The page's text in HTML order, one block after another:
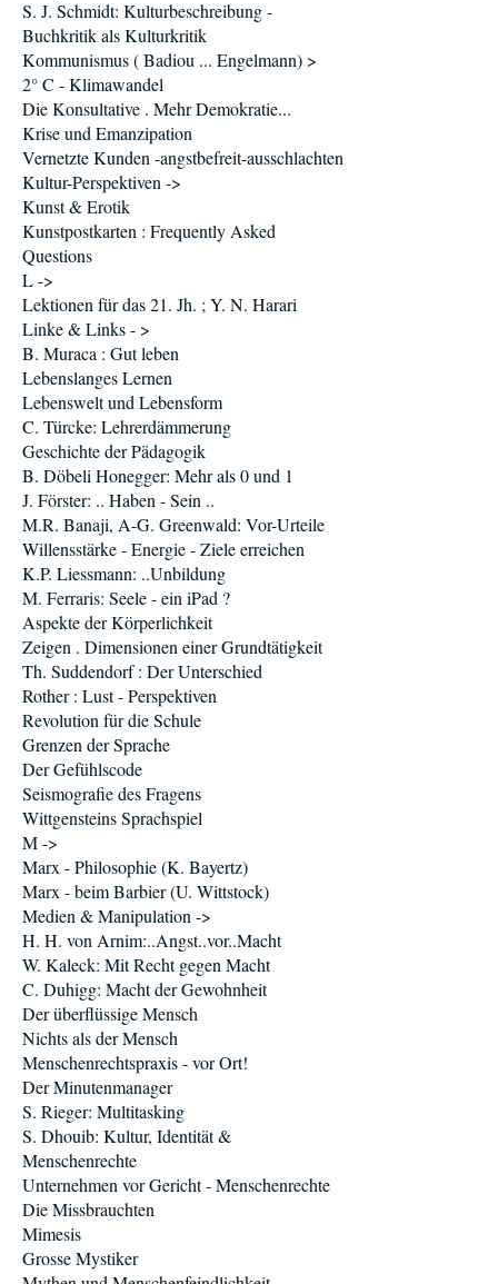
S. J. Schmidt: Kulturbeschreibung -
Buchkritik als Kulturkritik
Kommunismus ( Badiou ... Engelmann) >
2° C - Klimawandel
Die Konsultative . Mehr Demokratie...
Krise und Emanzipation
Vernetzte Kunden -angstbefreit-ausschlachten
Kultur-Perspektiven ->
Kunst & Erotik
Kunstpostkarten : Frequently Asked
Questions
L ->
Lektionen für das 21. Jh. ; Y. N. Harari
Linke & Links - >
B. Muraca : Gut leben
Lebenslanges Lernen
Lebenswelt und Lebensform
C. Türcke: Lehrerdämmerung
Geschichte der Pädagogik
B. Döbeli Honegger: Mehr als 0 und 1
J. Förster: .. Haben - Sein ..
M.R. Banaji, A-G. Greenwald: Vor-Urteile
Willensstärke - Energie - Ziele erreichen
K.P. Liessmann: ..Unbildung
M. Ferraris: Seele - ein iPad ?
Aspekte der Körperlichkeit
Zeigen . Dimensionen einer Grundtätigkeit
Th. Suddendorf : Der Unterschied
Rother : Lust - Perspektiven
Revolution für die Schule
Grenzen der Sprache
Der Gefühlscode
Seismografie des Fragens
Wittgensteins Sprachspiel
M ->
Marx - Philosophie (K. Bayertz)
Marx - beim Barbier (U. Wittstock)
Medien & Manipulation ->
H. H. von Arnim:..Angst..vor..Macht
W. Kaleck: Mit Recht gegen Macht
C. Duhigg: Macht der Gewohnheit
Der überflüssige Mensch
Nichts als der Mensch
Menschenrechtspraxis - vor Ort!
Der Minutenmanager
S. Rieger: Multitasking
S. Dhouib: Kultur, Identität &
Menschenrechte
Unternehmen vor Gericht - Menschenrechte
Die Missbrauchten
Mimesis
Grosse Mystiker